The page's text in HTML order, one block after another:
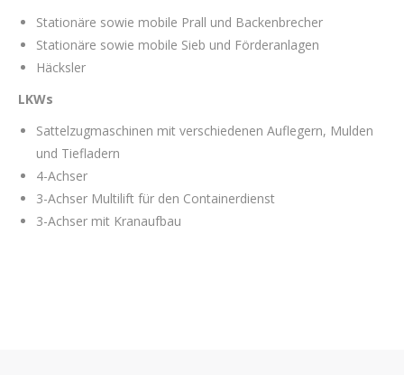
Stationäre sowie mobile Prall und Backenbrecher
Stationäre sowie mobile Sieb und Förderanlagen
Häcksler
LKWs
Sattelzugmaschinen mit verschiedenen Auflegern, Mulden
und Tiefladern
4-Achser
3-Achser Multilift für den Containerdienst
3-Achser mit Kranaufbau